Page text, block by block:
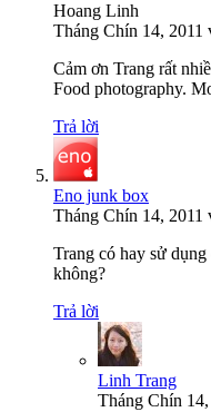
Hoang Linh
Tháng Chín 14, 2011
Cảm ơn Trang rất
Food photography.
Trả lời
Eno junk box
Tháng Chín 14, 2011
Trang có hay sử
không?
Trả lời
Linh Trang
Tháng Chín